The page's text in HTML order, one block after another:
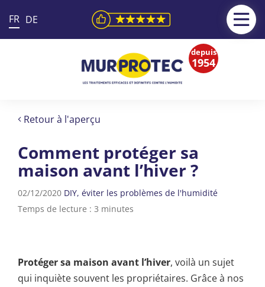
FR DE
depuis
1954
Retour à l'aperçu
Comment protéger sa
maison avant l’hiver ?
02/12/2020 DIY éviter les problèmes de l'humidité
Temps de lecture : 3 minutes
Protéger sa maison avant l’hiver, voilà un sujet
qui inquiète souvent les propriétaires. Grâce à nos